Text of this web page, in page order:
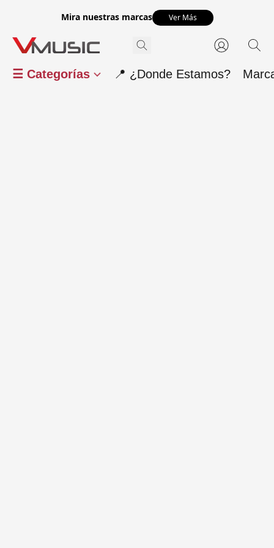
Mira nuestras marcas Ver Más
☰ Categorías 📍 ¿Donde Estamos?